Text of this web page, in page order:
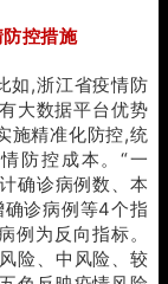
控措施
如,浙江省疫情防
大数据平台优势
施精准化防控,统
防控成本。“一
确诊病例数、本
诊病例等4个指
例为反向指标。
险、中风险、较